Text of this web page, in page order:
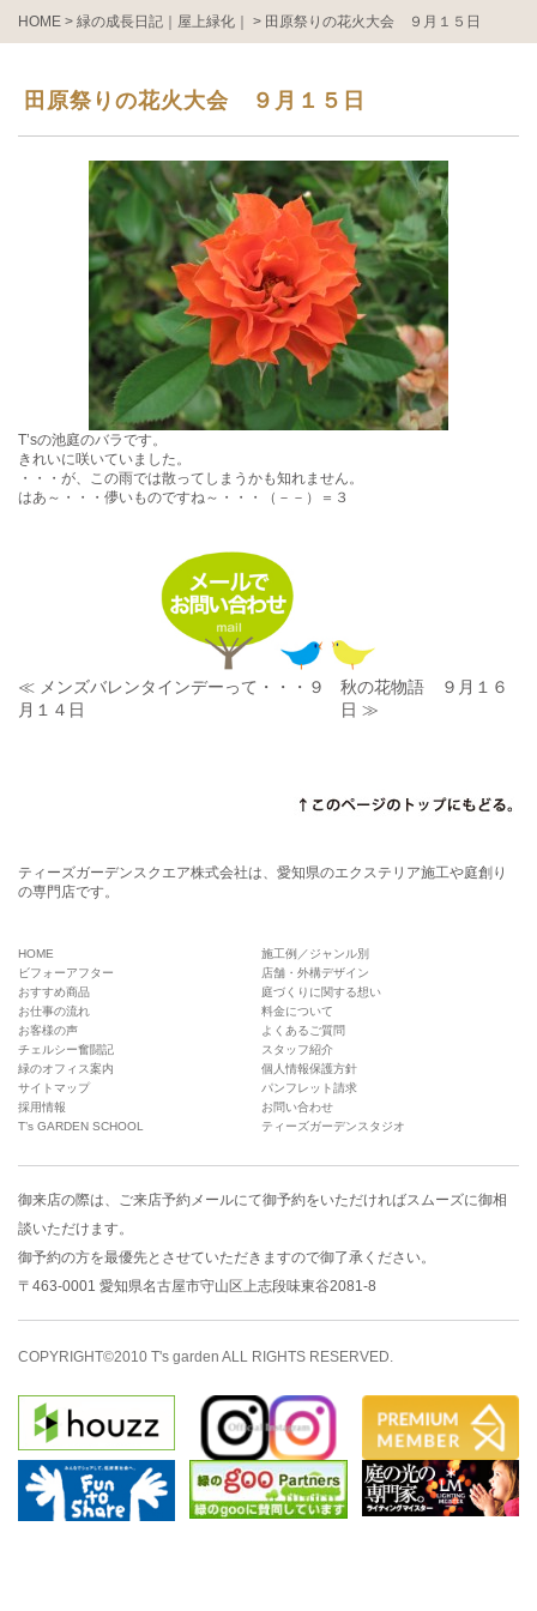
HOME > 緑の成長日記｜屋上緑化｜ > 田原祭りの花火大会 ９月１５日
田原祭りの花火大会 ９月１５日
T’sの池庭のバラです。
きれいに咲いていました。
・・・が、この雨では散ってしまうかも知れません。
はあ～・・・儚いものですね～・・・（－－）＝３
≪ メンズバレンタインデーって・・・９
月１４日
秋の花物語 ９月１６
日 ≫
ティーズガーデンスクエア株式会社は、愛知県のエクステリア施工や庭創り
の専門店です。
HOME
施工例／ジャンル別
ビフォーアフター
店舗・外構デザイン
おすすめ商品
庭づくりに関する想い
お仕事の流れ
料金について
お客様の声
よくあるご質問
チェルシー奮闘記
スタッフ紹介
緑のオフィス案内
個人情報保護方針
サイトマップ
パンフレット請求
採用情報
お問い合わせ
T’s GARDEN SCHOOL
ティーズガーデンスタジオ
御来店の際は、 ご来店予約メールにて御予約をいただければスムーズに御相
談いただけます。
御予約の方を最優先とさせていただきますので御了承ください。
〒463-0001 愛知県名古屋市守山区上志段味東谷2081-8
COPYRIGHT©2010 T's garden ALL RIGHTS RESERVED.